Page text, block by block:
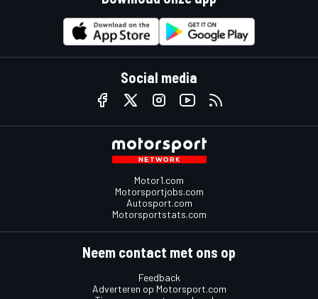
Social media
Motor1.com
Motorsportjobs.com
Autosport.com
Motorsportstats.com
Neem contact met ons op
Feedback
Adverteren op Motorsport.com